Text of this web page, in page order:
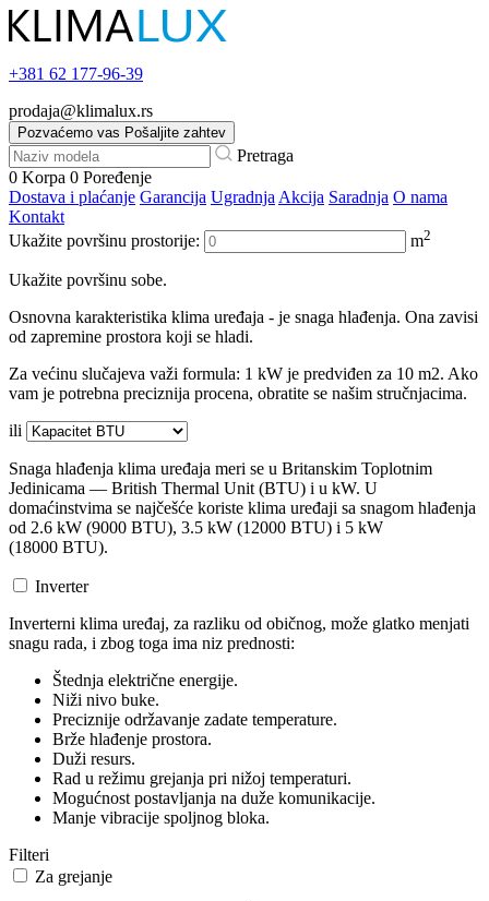
+381 62 177-96-39
prodaja@klimalux.rs
Pozvaćemo vas Pošaljite zahtev
Pretraga
0 Korpa 0 Poređenje
Dostava i plaćanje Garancija Ugradnja Akcija Saradnja O nama
Kontakt
Ukažite površinu prostorije:
m2
Ukažite površinu sobe.
Osnovna karakteristika klima uređaja - je snaga hlađenja. Ona zavisi
od zapremine prostora koji se hladi.
Za većinu slučajeva važi formula: 1 kW je predviđen za 10 m2. Ako
vam je potrebna preciznija procena, obratite se našim stručnjacima.
ili
Snaga hlađenja klima uređaja meri se u Britanskim Toplotnim
Jedinicama — British Thermal Unit (BTU) i u kW. U
domaćinstvima se najčešće koriste klima uređaji sa snagom hlađenja
od 2.6 kW (9000 BTU), 3.5 kW (12000 BTU) i 5 kW
(18000 BTU).
Inverter
Inverterni klima uređaj, za razliku od običnog, može glatko menjati
snagu rada, i zbog toga ima niz prednosti:
Štednja električne energije.
Niži nivo buke.
Preciznije održavanje zadate temperature.
Brže hlađenje prostora.
Duži resurs.
Rad u režimu grejanja pri nižoj temperaturi.
Mogućnost postavljanja na duže komunikacije.
Manje vibracije spoljnog bloka.
Filteri
Za grejanje